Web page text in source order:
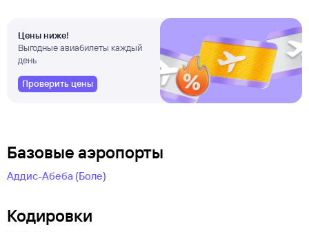
Цены ниже!
Выгодные авиабилеты каждый
день
Проверить цены
Базовые аэропорты
Аддис-Абеба (Боле)
Кодировки